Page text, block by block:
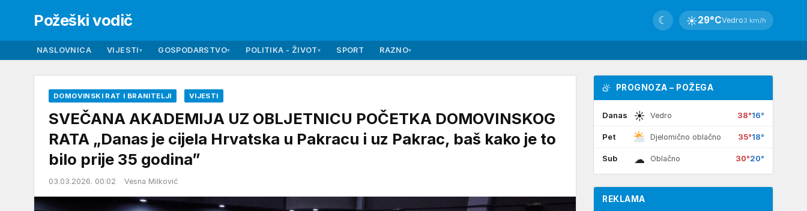
Požeški vodič ☀29°CVedro3 km/h
☾
NASLOVNICA VIJESTI▾ GOSPODARSTVO▾ POLITIKA - ŽIVOT▾ SPORT RAZNO▾
DOMOVINSKI RAT I BRANITELJI VIJESTI
SVEČANA AKADEMIJA UZ OBLJETNICU POČETKA DOMOVINSKOG
RATA „Danas je cijela Hrvatska u Pakracu i uz Pakrac, baš kako je to
bilo prije 35 godina”
03.03.2026. 00:02 Vesna Milković
PROGNOZA – POŽEGA
Danas ☀ Vedro 38°16°
Pet Djelomično oblačno 35°18°
Sub ☁ Oblačno 30°20°
REKLAMA